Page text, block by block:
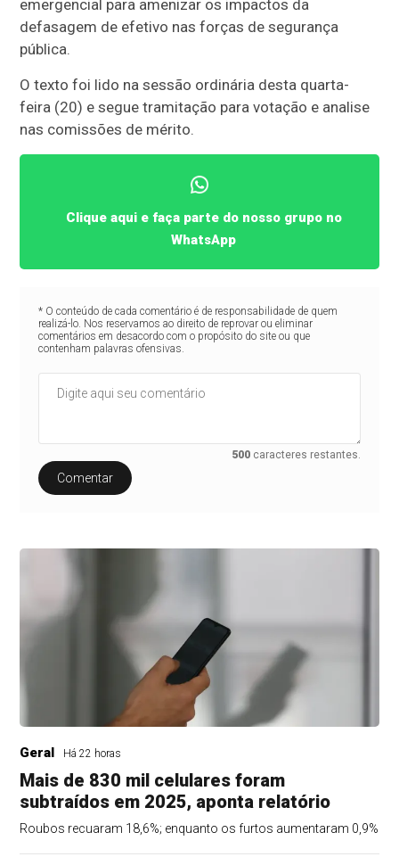
emergencial para amenizar os impactos da
defasagem de efetivo nas forças de segurança
pública.
O texto foi lido na sessão ordinária desta quarta-
feira (20) e segue tramitação para votação e analise
nas comissões de mérito.
Clique aqui e faça parte do nosso grupo no
WhatsApp
* O conteúdo de cada comentário é de responsabilidade de quem
realizá-lo. Nos reservamos ao direito de reprovar ou eliminar
comentários em desacordo com o propósito do site ou que
contenham palavras ofensivas.
500 caracteres restantes.
Comentar
Geral Há 22 horas
Mais de 830 mil celulares foram
subtraídos em 2025, aponta relatório
Roubos recuaram 18,6%; enquanto os furtos aumentaram 0,9%